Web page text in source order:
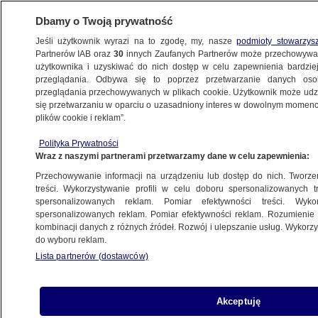
NAJNOWSZE
i wiceprezesem, a teraz wrócił do sejmiku.
Wojciech Kałuża, zwycięzca swojego
okręgu
9.04.2024, 09:19
Udostępnij
Dbamy o Twoją prywatność
Jeśli użytkownik wyrazi na to zgodę, my, naszepodmioty
Partnerów IAB oraz30 innych Zaufanych Partnerów może
użytkownika i uzyskiwać do nich dostęp w celu zapewnienia
przeglądania. Odbywa się to poprzez przetwarzanie danych
przeglądania przechowywanych w plikach cookie. Użytkownik może
się przetwarzaniu w oparciu o uzasadniony interes w dowolnym
plików cookie i reklam”.
Polityka Prywatności
Wraz z naszymi partnerami przetwarzamy dane w celu zapewnienia:
Przechowywanie informacji na urządzeniu lub dostęp do nich.
treści. Wykorzystywanie profili w celu doboru spersonalizowanych
spersonalizowanych reklam. Pomiar efektywności treści.
spersonalizowanych reklam. Pomiar efektywności reklam.
kombinacji danych z różnych źródeł. Rozwój i ulepszanie usług.
do wyboru reklam.
Lista partnerów (dostawców)
Akceptuję